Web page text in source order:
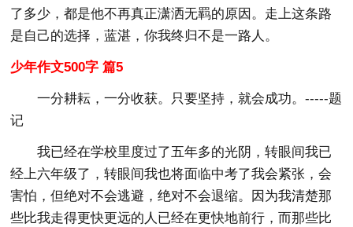
了多少，都是他不再真正潇洒无羁的原因。走上这条路
是自己的选择，蓝湛，你我终归不是一路人。
少年作文500字 篇5
一分耕耘，一分收获。只要坚持，就会成功。-----题
记
我已经在学校里度过了五年多的光阴，转眼间我已
经上六年级了，转眼间我也将面临中考了我会紧张，会
害怕，但绝对不会逃避，绝对不会退缩。因为我清楚那
些比我走得更快更远的人已经在更快地前行，而那些比